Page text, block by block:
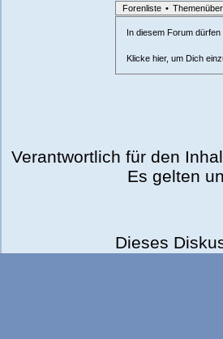
Forenliste •
In diesem Forum
Klicke hier, um Dich
Verantwortlich für den
Es gelten
Dieses